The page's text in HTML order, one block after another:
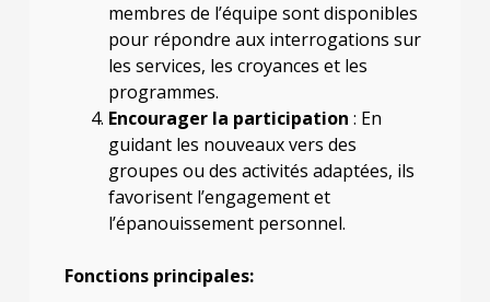
membres de l’équipe sont disponibles
pour répondre aux interrogations sur
les services, les croyances et les
programmes.
Encourager la participation : En
guidant les nouveaux vers des
groupes ou des activités adaptées, ils
favorisent l’engagement et
l’épanouissement personnel.
Fonctions principales: